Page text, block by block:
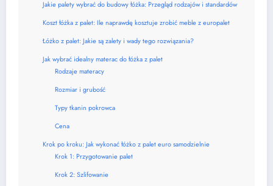
Jakie palety wybrać do budowy łóżka: Przegląd rodzajów i standardów
Koszt łóżka z palet: Ile naprawdę kosztuje zrobić meble z europalet
Łóżko z palet: Jakie są zalety i wady tego rozwiązania?
Jak wybrać idealny materac do łóżka z palet
Rodzaje materacy
Rozmiar i grubość
Typy tkanin pokrowca
Cena
Krok po kroku: Jak wykonać łóżko z palet euro samodzielnie
Krok 1: Przygotowanie palet
Krok 2: Szlifowanie